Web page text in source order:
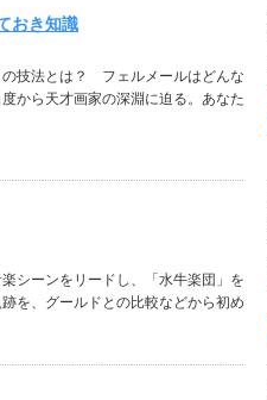
おき知識
技法とは？ フェルメールはどんな
ら天才画家の深淵に迫る。あなた
シーンをリードし、「水牛楽団」を
を、グールドとの比較などから初め